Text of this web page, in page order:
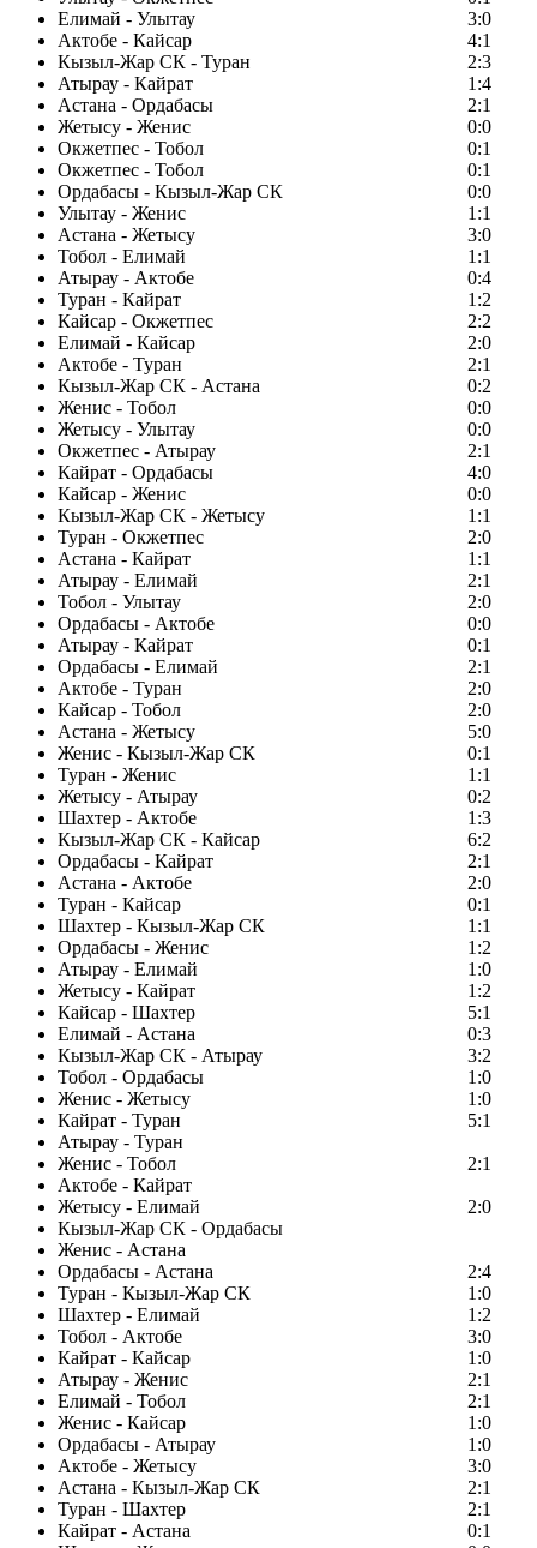
Елимай - Улытау
3:0
Актобе - Кайсар
4:1
Кызыл-Жар СК - Туран
2:3
Атырау - Кайрат
1:4
Астана - Ордабасы
2:1
Жетысу - Женис
0:0
Окжетпес - Тобол
0:1
Окжетпес - Тобол
0:1
Ордабасы - Кызыл-Жар СК
0:0
Улытау - Женис
1:1
Астана - Жетысу
3:0
Тобол - Елимай
1:1
Атырау - Актобе
0:4
Туран - Кайрат
1:2
Кайсар - Окжетпес
2:2
Елимай - Кайсар
2:0
Актобе - Туран
2:1
Кызыл-Жар СК - Астана
0:2
Женис - Тобол
0:0
Жетысу - Улытау
0:0
Окжетпес - Атырау
2:1
Кайрат - Ордабасы
4:0
Кайсар - Женис
0:0
Кызыл-Жар СК - Жетысу
1:1
Туран - Окжетпес
2:0
Астана - Кайрат
1:1
Атырау - Елимай
2:1
Тобол - Улытау
2:0
Ордабасы - Актобе
0:0
Атырау - Кайрат
0:1
Ордабасы - Елимай
2:1
Актобе - Туран
2:0
Кайсар - Тобол
2:0
Астана - Жетысу
5:0
Женис - Кызыл-Жар СК
0:1
Туран - Женис
1:1
Жетысу - Атырау
0:2
Шахтер - Актобе
1:3
Кызыл-Жар СК - Кайсар
6:2
Ордабасы - Кайрат
2:1
Астана - Актобе
2:0
Туран - Кайсар
0:1
Шахтер - Кызыл-Жар СК
1:1
Ордабасы - Женис
1:2
Атырау - Елимай
1:0
Жетысу - Кайрат
1:2
Кайсар - Шахтер
5:1
Елимай - Астана
0:3
Кызыл-Жар СК - Атырау
3:2
Тобол - Ордабасы
1:0
Женис - Жетысу
1:0
Кайрат - Туран
5:1
Атырау - Туран
Женис - Тобол
2:1
Актобе - Кайрат
Жетысу - Елимай
2:0
Кызыл-Жар СК - Ордабасы
Женис - Астана
Ордабасы - Астана
2:4
Туран - Кызыл-Жар СК
1:0
Шахтер - Елимай
1:2
Тобол - Актобе
3:0
Кайрат - Кайсар
1:0
Атырау - Женис
2:1
Елимай - Тобол
2:1
Женис - Кайсар
1:0
Ордабасы - Атырау
1:0
Актобе - Жетысу
3:0
Астана - Кызыл-Жар СК
2:1
Туран - Шахтер
2:1
Кайрат - Астана
0:1